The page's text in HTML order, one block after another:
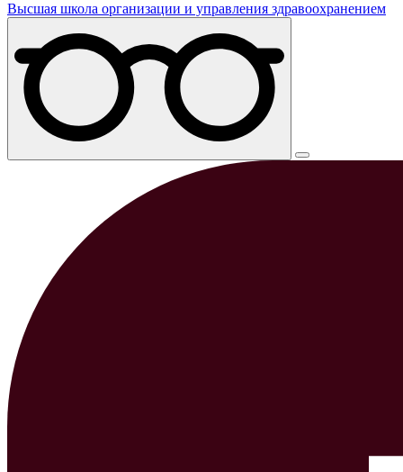
Высшая школа организации и управления здравоохранением